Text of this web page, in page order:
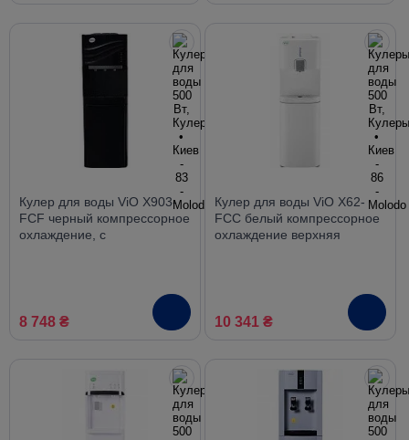
Кулер для воды ViO X903-
FCF черный компрессорное
охлаждение, с
8 748 ₴
Кулер для воды ViO X62-
FCC белый компрессорное
охлаждение верхняя
10 341 ₴